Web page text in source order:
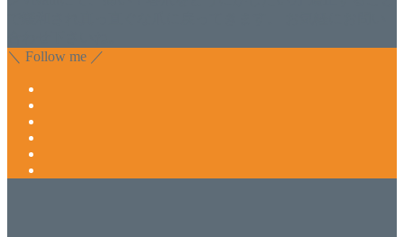
＼ Follow me ／